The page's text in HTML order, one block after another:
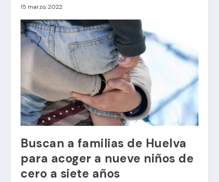
15 marzo, 2022
Buscan a familias de Huelva
para acoger a nueve niños de
cero a siete años